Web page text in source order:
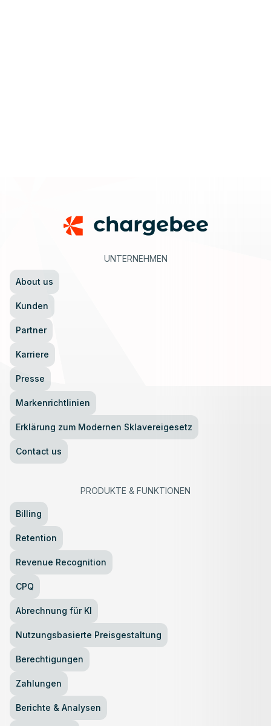
UNTERNEHMEN
About us
Kunden
Partner
Karriere
Presse
Markenrichtlinien
Erklärung zum Modernen Sklavereigesetz
Contact us
PRODUKTE & FUNKTIONEN
Billing
Retention
Revenue Recognition
CPQ
Abrechnung für KI
Nutzungsbasierte Preisgestaltung
Berechtigungen
Zahlungen
Berichte & Analysen